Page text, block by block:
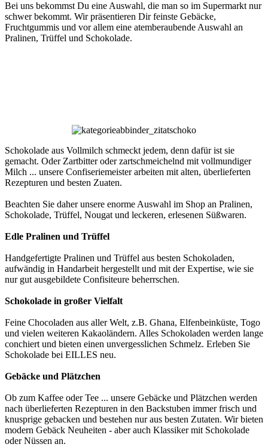
Bei uns bekommst Du eine Auswahl, die man so im Supermarkt nur
schwer bekommt. Wir präsentieren Dir feinste Gebäcke,
Fruchtgummis und vor allem eine atemberaubende Auswahl an
Pralinen, Trüffel und Schokolade.
Schokolade aus Vollmilch schmeckt jedem, denn dafür ist sie
gemacht. Oder Zartbitter oder zartschmeichelnd mit vollmundiger
Milch ... unsere Confiseriemeister arbeiten mit alten, überlieferten
Rezepturen und besten Zuaten.
Beachten Sie daher unsere enorme Auswahl im Shop an Pralinen,
Schokolade, Trüffel, Nougat und leckeren, erlesenen Süßwaren.
Edle Pralinen und Trüffel
Handgefertigte Pralinen und Trüffel aus besten Schokoladen,
aufwändig in Handarbeit hergestellt und mit der Expertise, wie sie
nur gut ausgebildete Confisiteure beherrschen.
Schokolade in großer Vielfalt
Feine Chocoladen aus aller Welt, z.B. Ghana, Elfenbeinküste, Togo
und vielen weiteren Kakaoländern. Alles Schokoladen werden lange
conchiert und bieten einen unvergesslichen Schmelz. Erleben Sie
Schokolade bei EILLES neu.
Gebäcke und Plätzchen
Ob zum Kaffee oder Tee ... unsere Gebäcke und Plätzchen werden
nach überlieferten Rezepturen in den Backstuben immer frisch und
knusprige gebacken und bestehen nur aus besten Zutaten. Wir bieten
modern Gebäck Neuheiten - aber auch Klassiker mit Schokolade
oder Nüssen an.